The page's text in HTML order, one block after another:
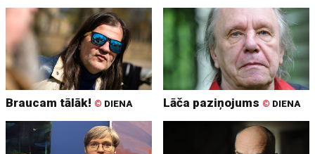
Braucam tālāk! © DIENA Lāča paziņojums © DIENA